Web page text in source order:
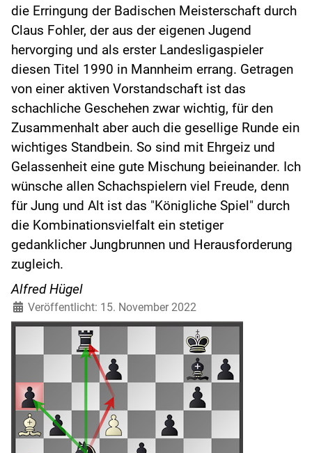
die Erringung der Badischen Meisterschaft durch
Claus Fohler, der aus der eigenen Jugend
hervorging und als erster Landesligaspieler
diesen Titel 1990 in Mannheim errang. Getragen
von einer aktiven Vorstandschaft ist das
schachliche Geschehen zwar wichtig, für den
Zusammenhalt aber auch die gesellige Runde ein
wichtiges Standbein. So sind mit Ehrgeiz und
Gelassenheit eine gute Mischung beieinander. Ich
wünsche allen Schachspielern viel Freude, denn
für Jung und Alt ist das "Königliche Spiel" durch
die Kombinationsvielfalt ein stetiger
gedanklicher Jungbrunnen und Herausforderung
zugleich.
Alfred Hügel
Veröffentlicht: 15. November 2022